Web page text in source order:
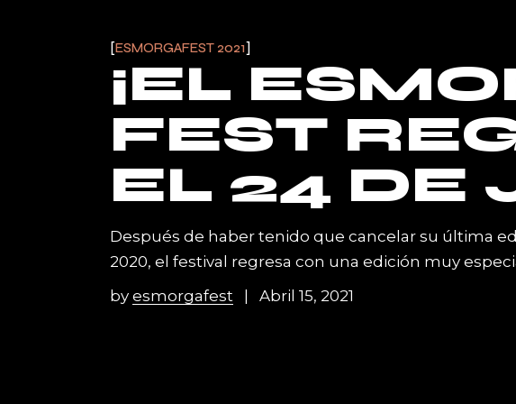
ESMORGAFEST 2021
¡EL
FEST
EL 24 DE
Después de haber tenido que cancelar su última
2020, el festival regresa con una edición muy
by esmorgafest Abril 15, 2021